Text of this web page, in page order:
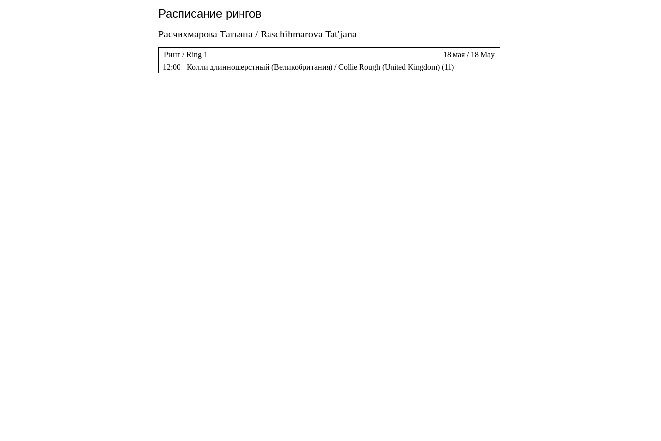
Расписание рингов
Расчихмарова Татьяна / Raschihmarova Tat'jana
Ринг / Ring 1
18 мая / 18 May
12:00
Колли длинношерстный (Великобритания) / Collie Rough (United Kingdom) (11)